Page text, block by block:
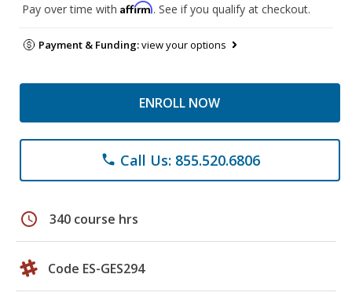
Pay over time with Affirm. See if you qualify at checkout.
Payment & Funding:view your options
ENROLL NOW
phone Call Us: 855.520.6806
schedule 340 course hrs
Code ES-GES294